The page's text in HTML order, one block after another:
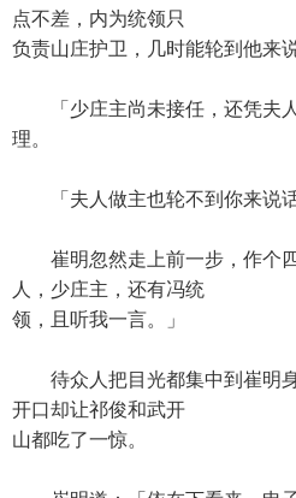
点不差，内为统领只
负责山庄护卫，几时能轮到他来
「少庄主尚未接任，还凭夫人
理。
「夫人做主也轮不到你来说话
崔明忽然走上前一步，作个四
人，少庄主，还有冯统
领，且听我一言。」
待众人把目光都集中到崔明身
开口却让祁俊和武开
山都吃了一惊。